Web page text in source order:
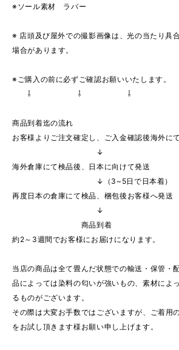
※ソール素材 ラバー
※ 店頭及び屋外での撮影画像は、光の当たり具
場合があります。
※ご購入の前に必ずご確認お願いいたします。
⇩ ⇩ ⇩
商品到着迄の流れ
お客様よりご注文確定し、ご入金確認後海外に
↓
海外倉庫にて検品後、日本に向けて発送
↓（3~5日で日本着）
再度日本の倉庫にて検品、梱包後お客様へ発送
↓
商品到着
約2～3週間でお客様にお届けになります。
当店の商品は全て畳んだ状態での輸送・保管・
品によっては染料の匂いが強いもの、素材によ
るものがございます。
その際は大変お手数ではございますが、ご着用
をお試し頂きます様お願い申し上げます。